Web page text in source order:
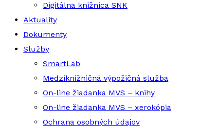
Digitálna knižnica SNK
Aktuality
Dokumenty
Služby
SmartLab
Medziknižničná výpožičná služba
On-line žiadanka MVS – knihy
On-line žiadanka MVS – xerokópia
Ochrana osobných údajov